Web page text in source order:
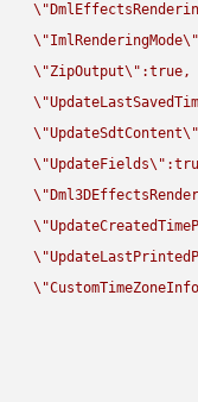
\"
\"ImlRenderingMode\"
\"ZipOutput\" :true,
\"
\"UpdateSdtContent\"
\"UpdateFields\"
\"
\"
\"
\"